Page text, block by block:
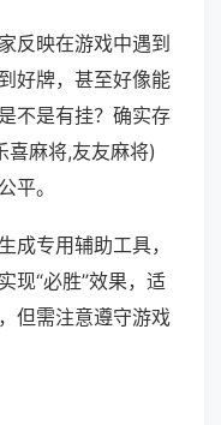
反映在游戏中遇到
好牌，甚至好像能
不是有挂？确实存
喜麻将,友友麻将)
平。
成专用辅助工具，
现“必胜”效果，适
但需注意遵守游戏